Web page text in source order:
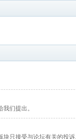
们提出。
块只接受与论坛有关的投